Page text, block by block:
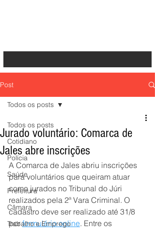
Post
Todos os posts
Cotidiano
Polícia
Saúde
Prefeitura
Câmara
Trabalho e Emprego
Todos os posts
Jurado voluntário: Comarca de
Jales abre inscrições
A Comarca de Jales abriu inscrições
para voluntários que queiram atuar
como jurados no Tribunal do Júri
realizados pela 2ª Vara Criminal. O
cadastro deve ser realizado até 31/8
por formulário online. Entre os